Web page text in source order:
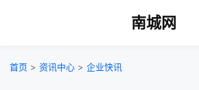
南城网
首页 > 资讯中心 > 企业快讯